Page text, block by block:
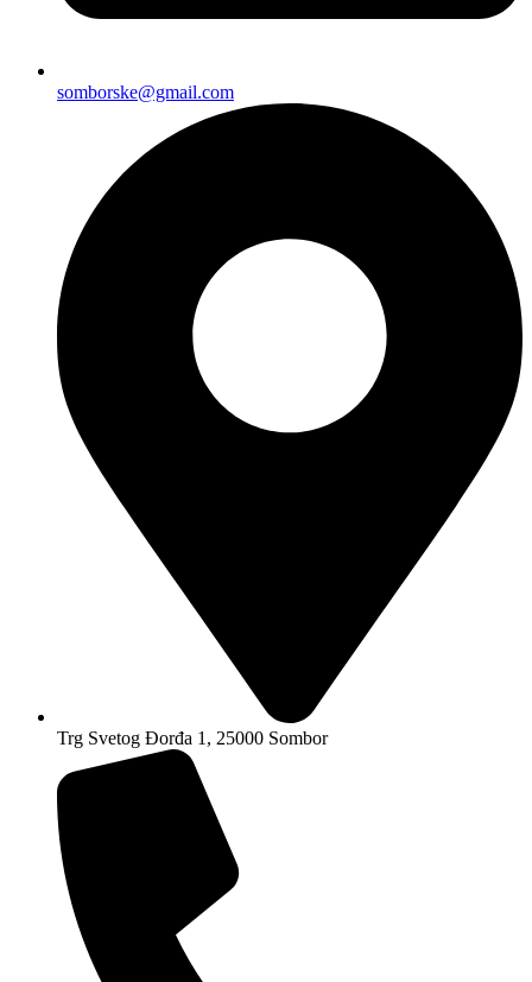
somborske@gmail.com
Trg Svetog Đorđa 1, 25000 Sombor